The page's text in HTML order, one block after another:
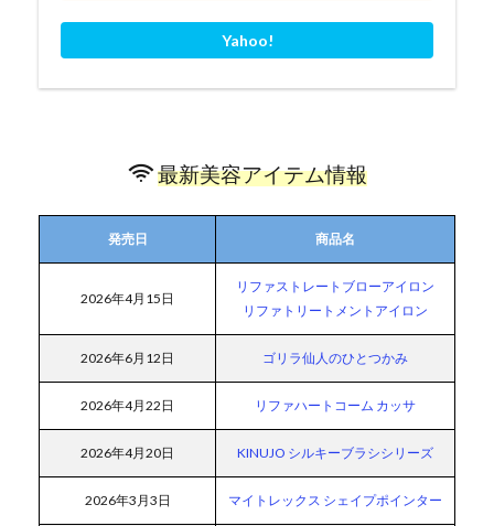
Yahoo!
最新美容アイテム情報
発売日 商品名
2026年4月15日
リファストレートブローアイロン
リファトリートメントアイロン
2026年6月12日 ゴリラ仙人のひとつかみ
2026年4月22日 リファハートコーム カッサ
2026年4月20日 KINUJO シルキーブラシシリーズ
2026年3月3日 マイトレックス シェイプポインター